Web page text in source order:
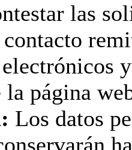
las
la página
Los datos